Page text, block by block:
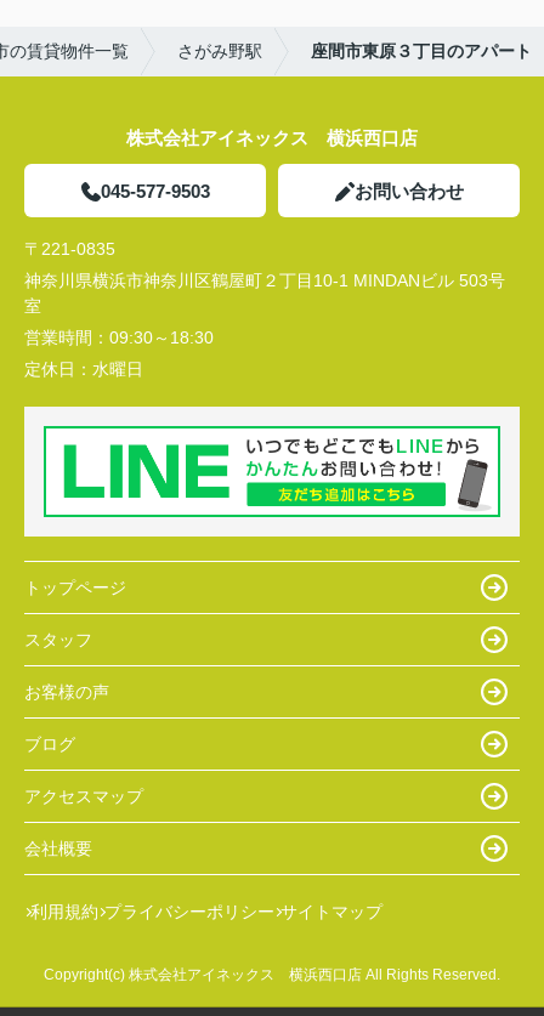
の賃貸物件一覧 さがみ野駅 座間市東原３丁目のアパート
株式会社アイネックス 横浜西口店
045-577-9503 お問い合わせ
〒221-0835
神奈川県横浜市神奈川区鶴屋町２丁目10-1 MINDANビル 503号
室
営業時間： 09:30～18:30
定休日： 水曜日
トップページ
スタッフ
お客様の声
ブログ
アクセスマップ
会社概要
利用規約 プライバシーポリシー サイトマップ
Copyright(c) 株式会社アイネックス 横浜西口店 All Rights Reserved.